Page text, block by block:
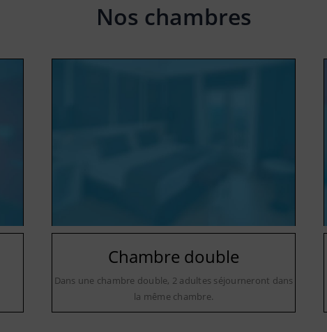
Nos chambres
Chambre double
Dans une chambre double, 2 adultes séjourneront dans
la même chambre.